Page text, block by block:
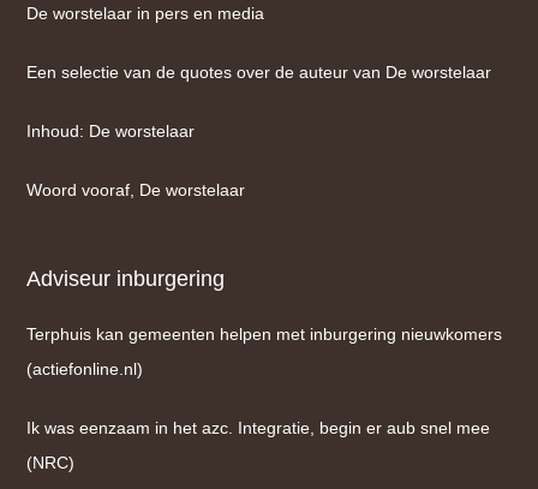
De worstelaar in pers en media
Een selectie van de quotes over de auteur van De worstelaar
Inhoud: De worstelaar
Woord vooraf, De worstelaar
Adviseur inburgering
Terphuis kan gemeenten helpen met inburgering nieuwkomers
(actiefonline.nl)
Ik was eenzaam in het azc. Integratie, begin er aub snel mee
(NRC)